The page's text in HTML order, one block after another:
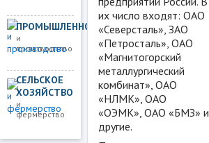
ПРОМЫШЛЕННОСТЬ
и
производство
СЕЛЬСКОЕ
ХОЗЯЙСТВО
и
фермерство
их число входят: ОАО
«Северсталь», ЗАО
«Петросталь», ОАО
«Магнитогорский
металлургический
комбинат», ОАО
«НЛМК», ОАО
«ОЭМК», ОАО «БМЗ» и
другие.